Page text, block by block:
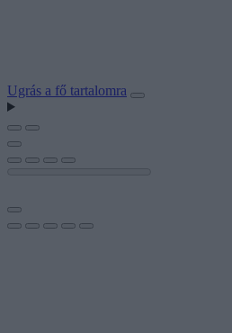
Ugrás a fő tartalomra